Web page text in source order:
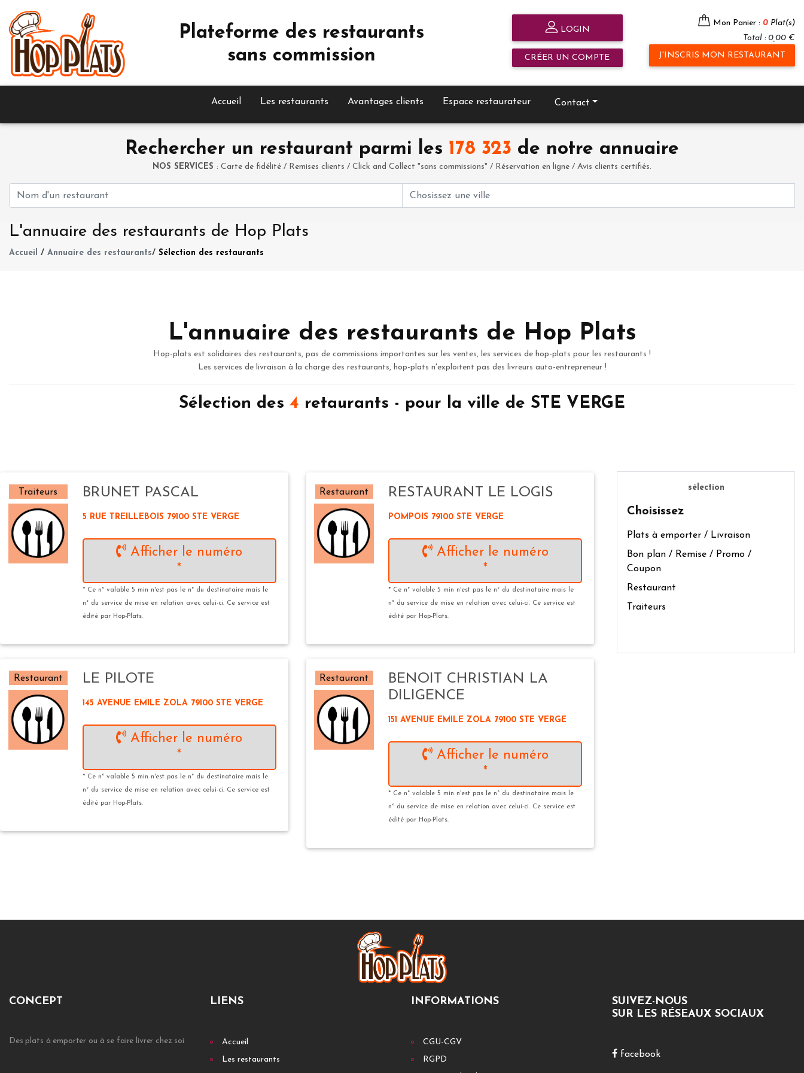
Plateforme des restaurants
sans commission
LOGIN
CRÉER UN COMPTE
Mon Panier : 0 Plat(s)
Total : 0,00 €
J'INSCRIS MON RESTAURANT
Accueil Les restaurants Avantages clients Espace restaurateur Contact
Rechercher un restaurant parmi les 178 323 de notre annuaire
NOS SERVICES : Carte de fidélité / Remises clients / Click and Collect "sans commissions" / Réservation en ligne / Avis clients certifiés.
L'annuaire des restaurants de Hop Plats
Accueil / Annuaire des restaurants/ Sélection des restaurants
L'annuaire des restaurants de Hop Plats
Hop-plats est solidaires des restaurants, pas de commissions importantes sur les ventes, les services de hop-plats pour les restaurants !
Les services de livraison à la charge des restaurants, hop-plats n'exploitent pas des livreurs auto-entrepreneur !
Sélection des 4 retaurants - pour la ville de STE VERGE
Traiteurs BRUNET PASCAL
5 RUE TREILLEBOIS 79100 STE VERGE
Afficher le numéro
*
* Ce n° valable 5 min n'est pas le n° du destinataire mais le
n° du service de mise en relation avec celui-ci. Ce service est
édité par Hop-Plats.
Restaurant RESTAURANT LE LOGIS
POMPOIS 79100 STE VERGE
Afficher le numéro
*
* Ce n° valable 5 min n'est pas le n° du destinataire mais le
n° du service de mise en relation avec celui-ci. Ce service est
édité par Hop-Plats.
Restaurant LE PILOTE
145 AVENUE EMILE ZOLA 79100 STE VERGE
Afficher le numéro
*
* Ce n° valable 5 min n'est pas le n° du destinataire mais le
n° du service de mise en relation avec celui-ci. Ce service est
édité par Hop-Plats.
Restaurant
BENOIT CHRISTIAN LA
DILIGENCE
151 AVENUE EMILE ZOLA 79100 STE VERGE
Afficher le numéro
*
* Ce n° valable 5 min n'est pas le n° du destinataire mais le
n° du service de mise en relation avec celui-ci. Ce service est
édité par Hop-Plats.
sélection
Choisissez
Plats à emporter / Livraison
Bon plan / Remise / Promo /
Coupon
Restaurant
Traiteurs
CONCEPT
Des plats à emporter ou à se faire livrer chez soi
LIENS
Accueil
Les restaurants
INFORMATIONS
CGU-CGV
RGPD
SUIVEZ-NOUS
SUR LES RÉSEAUX SOCIAUX
facebook